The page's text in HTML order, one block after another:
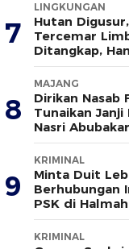
7
LINGKUNGAN
Hutan
Tercemar
Ditangkap,
yang Bersuara
8
MAJANG
Dirikan Nasab
Tunaikan Janji
Nasri
Ada
9
KRIMINAL
Minta Duit
Berhubungan
PSK di
Tewas Ditusuk
KRIMINAL